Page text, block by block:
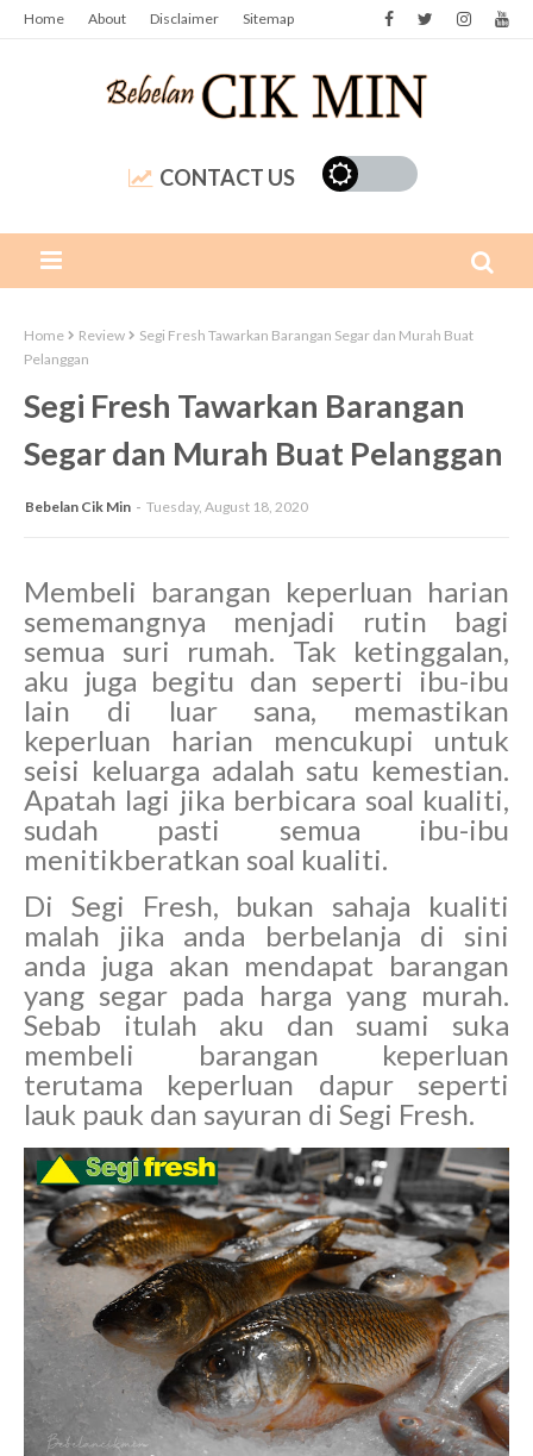
Home About Disclaimer Sitemap
CONTACT US
Home Review
Segi Fresh Tawarkan Barangan Segar dan Murah Buat
Pelanggan
Segi Fresh Tawarkan Barangan
Segar dan Murah Buat Pelanggan
Bebelan Cik Min Tuesday, August 18, 2020
Membeli barangan keperluan harian
sememangnya menjadi rutin bagi
semua suri rumah. Tak ketinggalan,
aku juga begitu dan seperti ibu-ibu
lain di luar sana, memastikan
keperluan harian mencukupi untuk
seisi keluarga adalah satu kemestian.
Apatah lagi jika berbicara soal kualiti,
sudah pasti semua ibu-ibu
menitikberatkan soal kualiti.
Di Segi Fresh, bukan sahaja kualiti
malah jika anda berbelanja di sini
anda juga akan mendapat barangan
yang segar pada harga yang murah.
Sebab itulah aku dan suami suka
membeli barangan keperluan
terutama keperluan dapur seperti
lauk pauk dan sayuran di Segi Fresh.